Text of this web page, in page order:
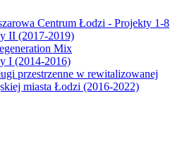
Centrum Łodzi - Projekty 1-8
II (2017-2019)
Mix
I (2014-2016)
przestrzenne w rewitalizowanej
miasta Łodzi (2016-2022)